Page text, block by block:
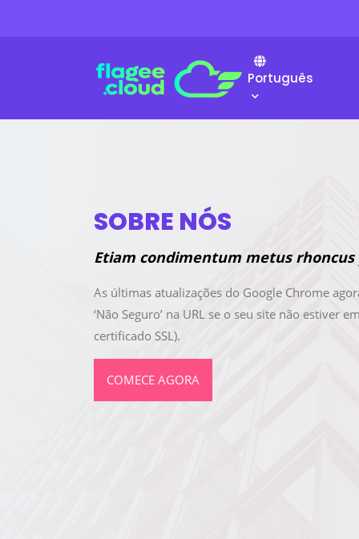
Português
SOBRE NÓS
Etiam condimentum metus
As últimas atualizações do Google Chrome
‘Não Seguro’ na URL se o seu site não estiver
certificado SSL).
COMECE AGORA